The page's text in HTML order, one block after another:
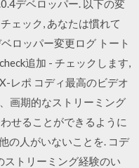
デベロッパー. 以下の変
ェック, あなたは慣れて
ロッパー変更ログ トート
追加 - チェックします,
レポ コディ最高のビデオ
画期的なストリーミング
せることができるように
の人がいないことを. コデ
ストリーミング経験のい